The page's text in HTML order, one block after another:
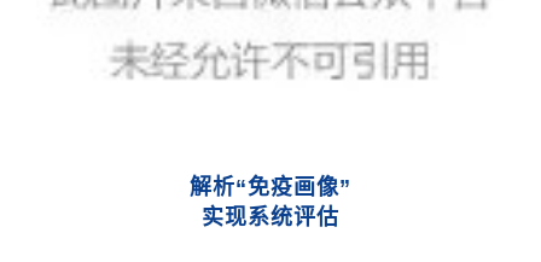
解析“免疫画像”
实现系统评估